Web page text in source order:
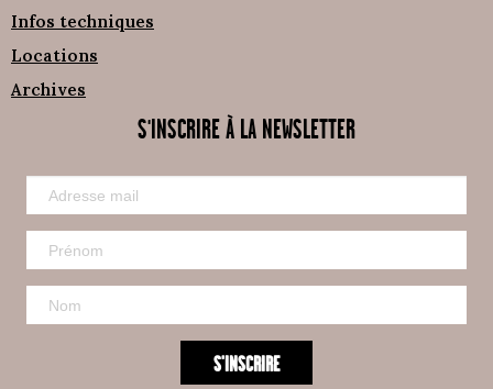
Infos techniques
Locations
Archives
S'INSCRIRE À LA NEWSLETTER